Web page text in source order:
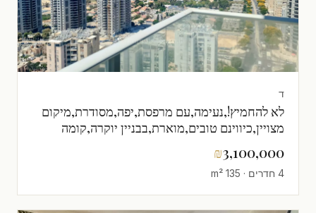
ד
לא להחמיץ!,נעימה,עם מרפסת,יפה,מסודרת,מיקום
מצויין,כיווינם טובים,מוארת,בבניין יוקרה,קומה
לים,פרוייקט איכותי,מרווחת,עם נוף לים
₪3,100,000
4 חדרים · 135 m²